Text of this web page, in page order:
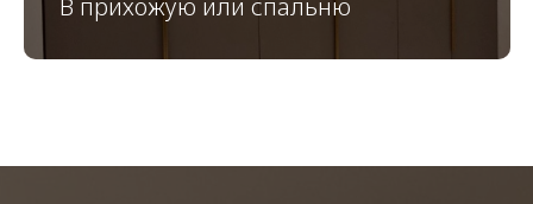
В прихожую или спальню